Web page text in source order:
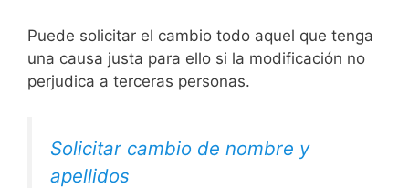
Puede solicitar el cambio todo aquel que tenga
una causa justa para ello si la modificación no
perjudica a terceras personas.
Solicitar cambio de nombre y
apellidos